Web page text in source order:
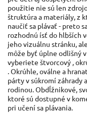
použitie nie sú len
štruktúra a materiály, z
naučiť sa plávať - ​​preto
rozhodnú ísť do hlbších
jeho vizuálnu stránku,
môže byť úplne odlišný
vyberiete štvorcový ,
. Okrúhle, oválne a
párty v súkromí záhrady
rodinou. Obdĺžnikové,
ktoré sú dostupné v
pri učení sa plávania.